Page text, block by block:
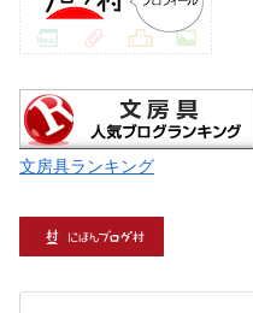
文房具ランキング